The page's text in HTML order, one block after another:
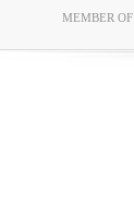
MEMBER OF